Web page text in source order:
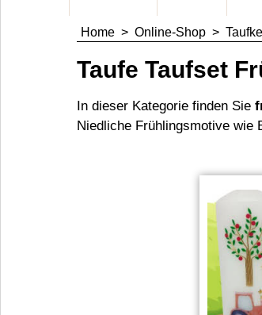
Home > Online-Shop >
Taufe Taufset
In dieser Kategorie finden Sie
Niedliche Frühlingsmotive wie